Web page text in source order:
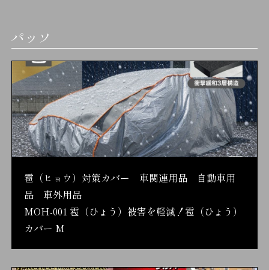
パッソ
雹（ヒョウ）対策カバー 車関連用品 自動車用
品 車外用品
MOH-001 雹（ひょう）被害を軽減！雹（ひょう）
カバー M